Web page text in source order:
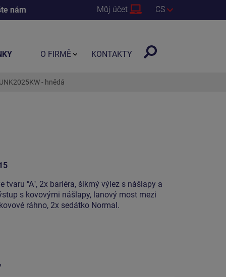
nám Můj účet CS
- hnědá
tvaru "A", 2x bariéra, šikmý výlez s nášlapy a
s kovovými nášlapy, lanový most mezi
ráhno, 2x sedátko Normal.
O FIRMĚ KONTAKTY